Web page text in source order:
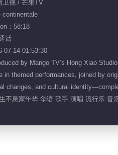
卫视 / 芒果TV
continentale
：58:18
话
07-14 01:53:30
by Mango TV’s Hong Xiao
in themed performances, joined by
changes, and cultural
不息家年华 华语 歌手 演唱 流行乐 音